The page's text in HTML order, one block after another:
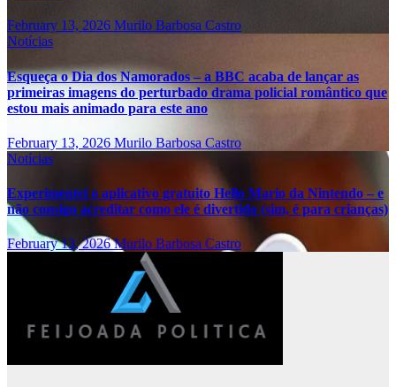
February 13, 2026 Murilo Barbosa Castro
Notícias
Esqueça o Dia dos Namorados – a BBC acaba de lançar as
primeiras imagens do perturbado drama policial romântico que
estou mais animado para este ano
February 13, 2026 Murilo Barbosa Castro
Notícias
Experimentei o aplicativo gratuito Hello Mario da Nintendo – e
não consigo acreditar como ele é divertido (sim, é para crianças)
February 13, 2026Murilo Barbosa Castro